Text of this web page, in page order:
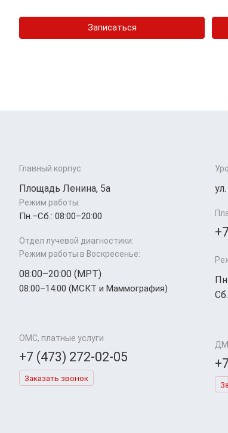
Записаться
Главный корпус:
Площадь Ленина, 5а
Режим работы:
Пн.–Cб.: 08:00–20:00
Отдел лучевой диагностики:
Режим работы в Воскресенье:
08:00–20:00 (МРТ)
08:00–14:00 (МСКТ и Маммография)
ОМС, платные услуги
+7 (473) 272-02-05
Заказать звонок